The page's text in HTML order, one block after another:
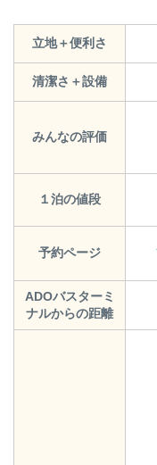
立地＋便利さ
清潔さ＋設備
みんなの評価
１泊の値段
予約ページ
ADOバスターミ
ナルからの距離